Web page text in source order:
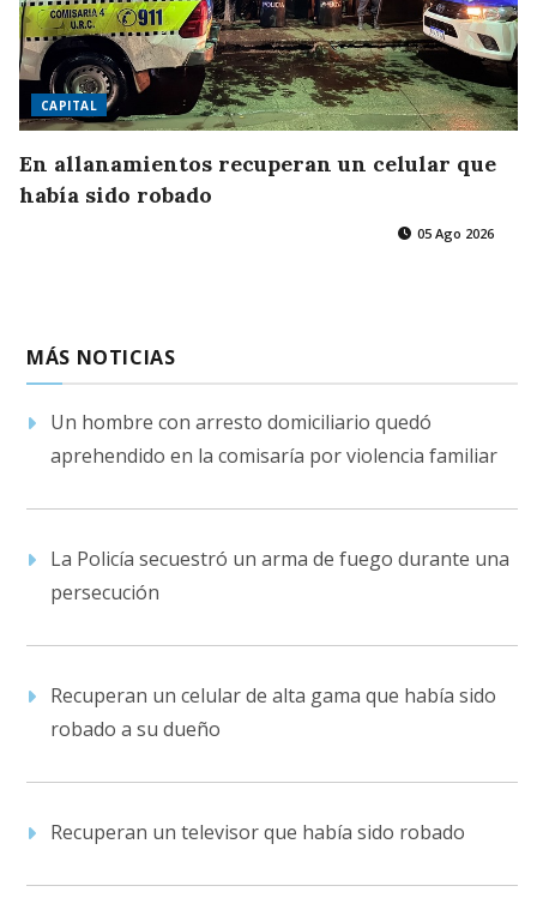
CAPITAL
En allanamientos recuperan un celular que
había sido robado
05 Ago 2026
MÁS NOTICIAS
Un hombre con arresto domiciliario quedó
aprehendido en la comisaría por violencia familiar
La Policía secuestró un arma de fuego durante una
persecución
Recuperan un celular de alta gama que había sido
robado a su dueño
Recuperan un televisor que había sido robado